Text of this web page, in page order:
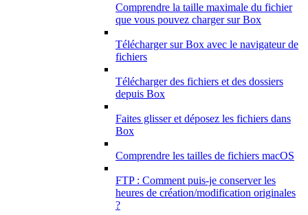
Comprendre la taille maximale du fichier
que vous pouvez charger sur Box
Télécharger sur Box avec le navigateur de
fichiers
Télécharger des fichiers et des dossiers
depuis Box
Faites glisser et déposez les fichiers dans
Box
Comprendre les tailles de fichiers macOS
FTP : Comment puis-je conserver les
heures de création/modification originales
?